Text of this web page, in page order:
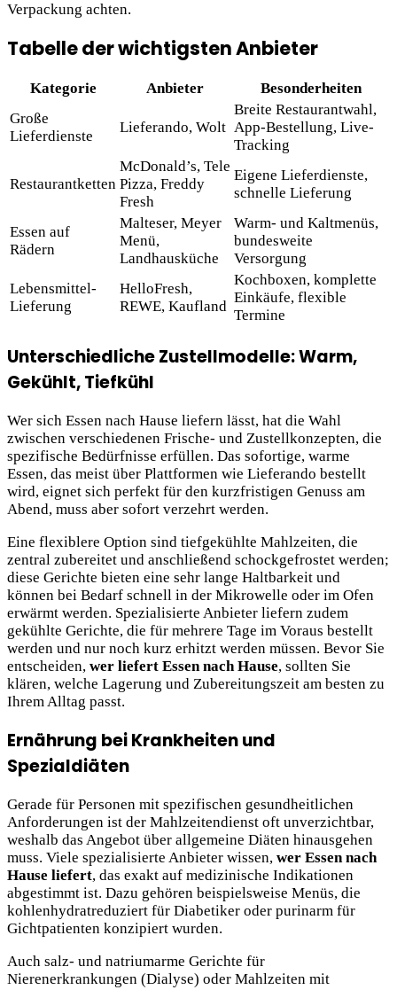
Verpackung achten.
Tabelle der wichtigsten Anbieter
Kategorie Anbieter
Besonderheiten
Große
Lieferdienste
Lieferando, Wolt
Breite Restaurantwahl,
App-Bestellung, Live-
Tracking
Restaurantketten
McDonald’s, Tele
Pizza, Freddy
Fresh
Eigene Lieferdienste,
schnelle Lieferung
Essen auf
Rädern
Malteser, Meyer
Menü,
Landhausküche
Warm- und Kaltmenüs,
bundesweite
Versorgung
Lebensmittel-
Lieferung
HelloFresh,
REWE, Kaufland
Kochboxen, komplette
Einkäufe, flexible
Termine
Unterschiedliche Zustellmodelle: Warm,
Gekühlt, Tiefkühl
Wer sich Essen nach Hause liefern lässt, hat die Wahl
zwischen verschiedenen Frische- und Zustellkonzepten, die
spezifische Bedürfnisse erfüllen. Das sofortige, warme
Essen, das meist über Plattformen wie Lieferando bestellt
wird, eignet sich perfekt für den kurzfristigen Genuss am
Abend, muss aber sofort verzehrt werden.
Eine flexiblere Option sind tiefgekühlte Mahlzeiten, die
zentral zubereitet und anschließend schockgefrostet werden;
diese Gerichte bieten eine sehr lange Haltbarkeit und
können bei Bedarf schnell in der Mikrowelle oder im Ofen
erwärmt werden. Spezialisierte Anbieter liefern zudem
gekühlte Gerichte, die für mehrere Tage im Voraus bestellt
werden und nur noch kurz erhitzt werden müssen. Bevor Sie
entscheiden, wer liefert Essen nach Hause, sollten Sie
klären, welche Lagerung und Zubereitungszeit am besten zu
Ihrem Alltag passt.
Ernährung bei Krankheiten und
Spezialdiäten
Gerade für Personen mit spezifischen gesundheitlichen
Anforderungen ist der Mahlzeitendienst oft unverzichtbar,
weshalb das Angebot über allgemeine Diäten hinausgehen
muss. Viele spezialisierte Anbieter wissen, wer Essen nach
Hause liefert, das exakt auf medizinische Indikationen
abgestimmt ist. Dazu gehören beispielsweise Menüs, die
kohlenhydratreduziert für Diabetiker oder purinarm für
Gichtpatienten konzipiert wurden.
Auch salz- und natriumarme Gerichte für
Nierenerkrankungen (Dialyse) oder Mahlzeiten mit